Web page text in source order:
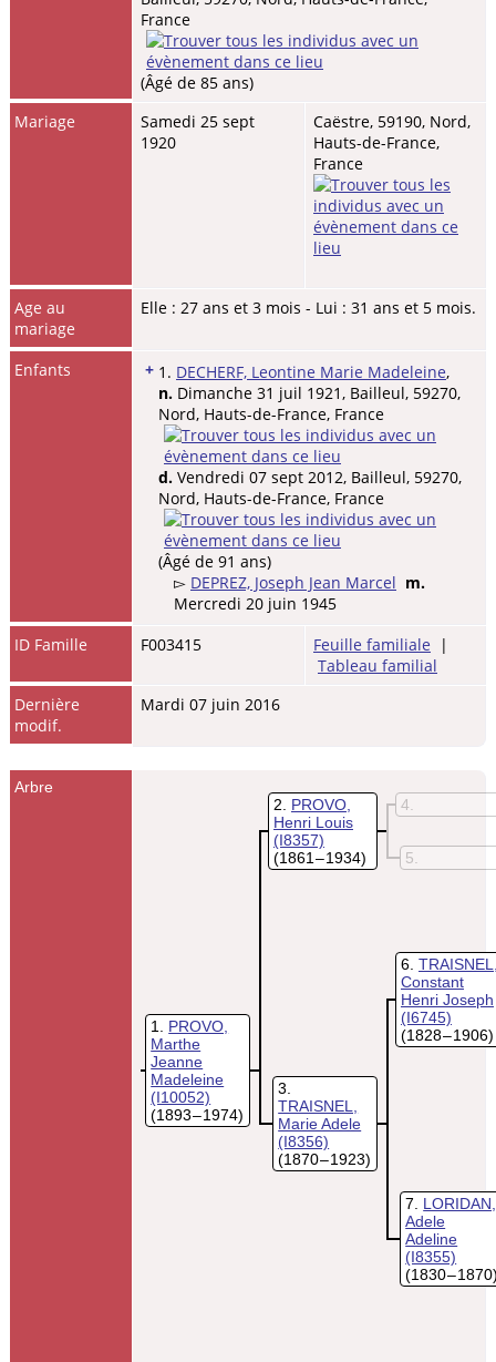
France
(Âgé de 85 ans)
Mariage
Samedi 25 sept
1920
Caëstre, 59190, Nord,
Hauts-de-France,
France
Age au
mariage
Elle : 27 ans et 3 mois - Lui : 31 ans et 5 mois.
Enfants + 1. DECHERF, Leontine Marie Madeleine,
n. Dimanche 31 juil 1921, Bailleul, 59270,
Nord, Hauts-de-France, France
d. Vendredi 07 sept 2012, Bailleul, 59270,
Nord, Hauts-de-France, France
(Âgé de 91 ans)
▻ DEPREZ, Joseph Jean Marcel m.
Mercredi 20 juin 1945
ID Famille
F003415 Feuille familiale |
Tableau familial
Dernière
modif.
Mardi 07 juin 2016
Arbre
1
PROVO,
Marthe
Jeanne
Madeleine
(I10052)
(1893 – 1974)
2
PROVO,
Henri Louis
(I8357)
(1861 – 1934)
4
5
3
TRAISNEL,
Marie Adele
(I8356)
(1870 – 1923)
6
Constant
Henri Joseph
(I6745)
(1828 – 1906)
7
LORIDAN,
Adele
Adeline
(I8355)
(1830 –